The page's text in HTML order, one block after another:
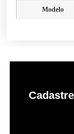
Modelo